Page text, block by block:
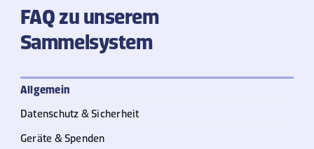
FAQ zu unserem
Sammelsystem
Allgemein
Datenschutz & Sicherheit
Geräte & Spenden